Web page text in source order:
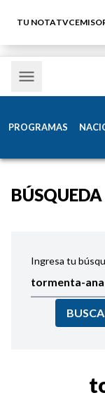
TU NOTATVC
PROGRAMAS
BÚSQUEDA
Ingresa tu